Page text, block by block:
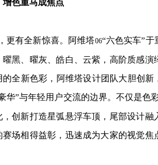
增色重马成焦点
更有全新惊喜。阿维塔06“六色实车”
曜黑、曜灰、皓白、云紫，高阶质感
全新色彩，阿维塔设计团队大胆创
华”与年轻用户交流的边界。不仅是色
创新打造星弧悬浮车顶，尾部设计
赛场相得益彰，迅速成为大家的视觉